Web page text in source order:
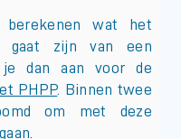
wat het
gaat zijn van een
dan aan voor de
PHPP. Binnen twee
om met deze